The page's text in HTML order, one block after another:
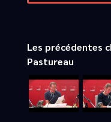
Les précédentes
Pastureau